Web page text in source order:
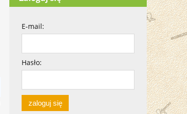
E-mail:
Hasło:
zaloguj się